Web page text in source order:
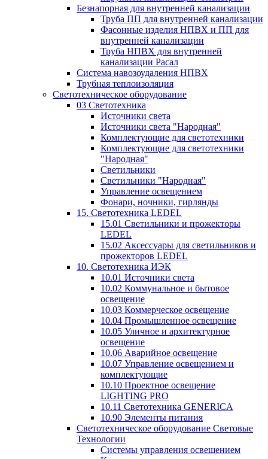
Безнапорная для внутренней канализации
Труба ПП для внутренней канализации
Фасонные изделия НПВХ и ПП для
внутренней канализации
Труба НПВХ для внутренней
канализации Расал
Система навозоудаления НПВХ
Трубная теплоизоляция
Светотехническое оборудование
03 Светотехника
Источники света
Источники света "Народная"
Комплектующие для светотехники
Комплектующие для светотехники
"Народная"
Светильники
Светильники "Народная"
Управление освещением
Фонари, ночники, гирлянды
15. Светотехника LEDEL
15.01 Светильники и прожекторы
LEDEL
15.02 Аксессуары для светильников и
прожекторов LEDEL
10. Светотехника ИЭК
10.01 Источники света
10.02 Коммунальное и бытовое
освещение
10.03 Коммерческое освещение
10.04 Промышленное освещение
10.05 Уличное и архитектурное
освещение
10.06 Аварийное освещение
10.07 Управление освещением и
комплектующие
10.10 Проектное освещение
LIGHTING PRO
10.11 Светотехника GENERICA
10.90 Элементы питания
Светотехническое оборудование Световые
Технологии
Системы управления освещением